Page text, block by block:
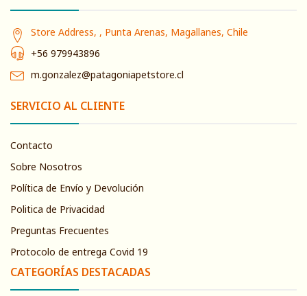
Store Address, , Punta Arenas, Magallanes, Chile
+56 979943896
m.gonzalez@patagoniapetstore.cl
SERVICIO AL CLIENTE
Contacto
Sobre Nosotros
Política de Envío y Devolución
Politica de Privacidad
Preguntas Frecuentes
Protocolo de entrega Covid 19
CATEGORÍAS DESTACADAS